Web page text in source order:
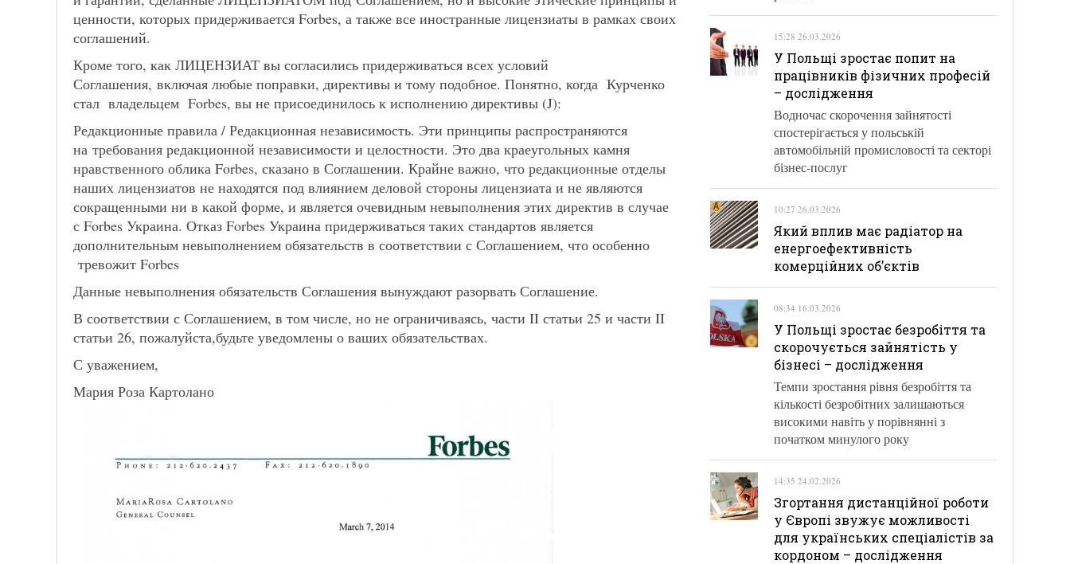
ценности, которых придерживается Forbes, а также все иностранные лицензиаты в рамках своих
соглашений.
Кроме того, как ЛИЦЕНЗИАТ вы согласились придерживаться всех условий
Соглашения, включая любые поправки, директивы и тому подобное. Понятно, когда Курченко
стал владельцем Forbes, вы не присоединилось к исполнению директивы (J):
Редакционные правила / Редакционная независимость. Эти принципы распространяются
на требования редакционной независимости и целостности. Это два краеугольных камня
нравственного облика Forbes, сказано в Соглашении. Крайне важно, что редакционные отделы
наших лицензиатов не находятся под влиянием деловой стороны лицензиата и не являются
сокращенными ни в какой форме, и является очевидным невыполнения этих директив в случае
с Forbes Украина. Отказ Forbes Украина придерживаться таких стандартов является
дополнительным невыполнением обязательств в соответствии с Соглашением, что особенно
тревожит Forbes
Данные невыполнения обязательств Соглашения вынуждают разорвать Соглашение.
В соответствии с Соглашением, в том числе, но не ограничиваясь, части II статьи 25 и части II
статьи 26, пожалуйста,будьте уведомлены о ваших обязательствах.
С уважением,
Мария Роза Картолано
15:28 26.03.2026
У Польщі зростає попит на
працівників фізичних професій
– дослідження
Водночас скорочення зайнятості
спостерігається у польській
автомобільній промисловості та секторі
бізнес-послуг
10:27 26.03.2026
Який вплив має радіатор на
енергоефективність
комерційних об’єктів
08:34 16.03.2026
У Польщі зростає безробіття та
скорочується зайнятість у
бізнесі – дослідження
Темпи зростання рівня безробіття та
кількості безробітних залишаються
високими навіть у порівнянні з
початком минулого року
14:35 24.02.2026
Згортання дистанційної роботи
у Європі звужує можливості
для українських спеціалістів за
кордоном – дослідження